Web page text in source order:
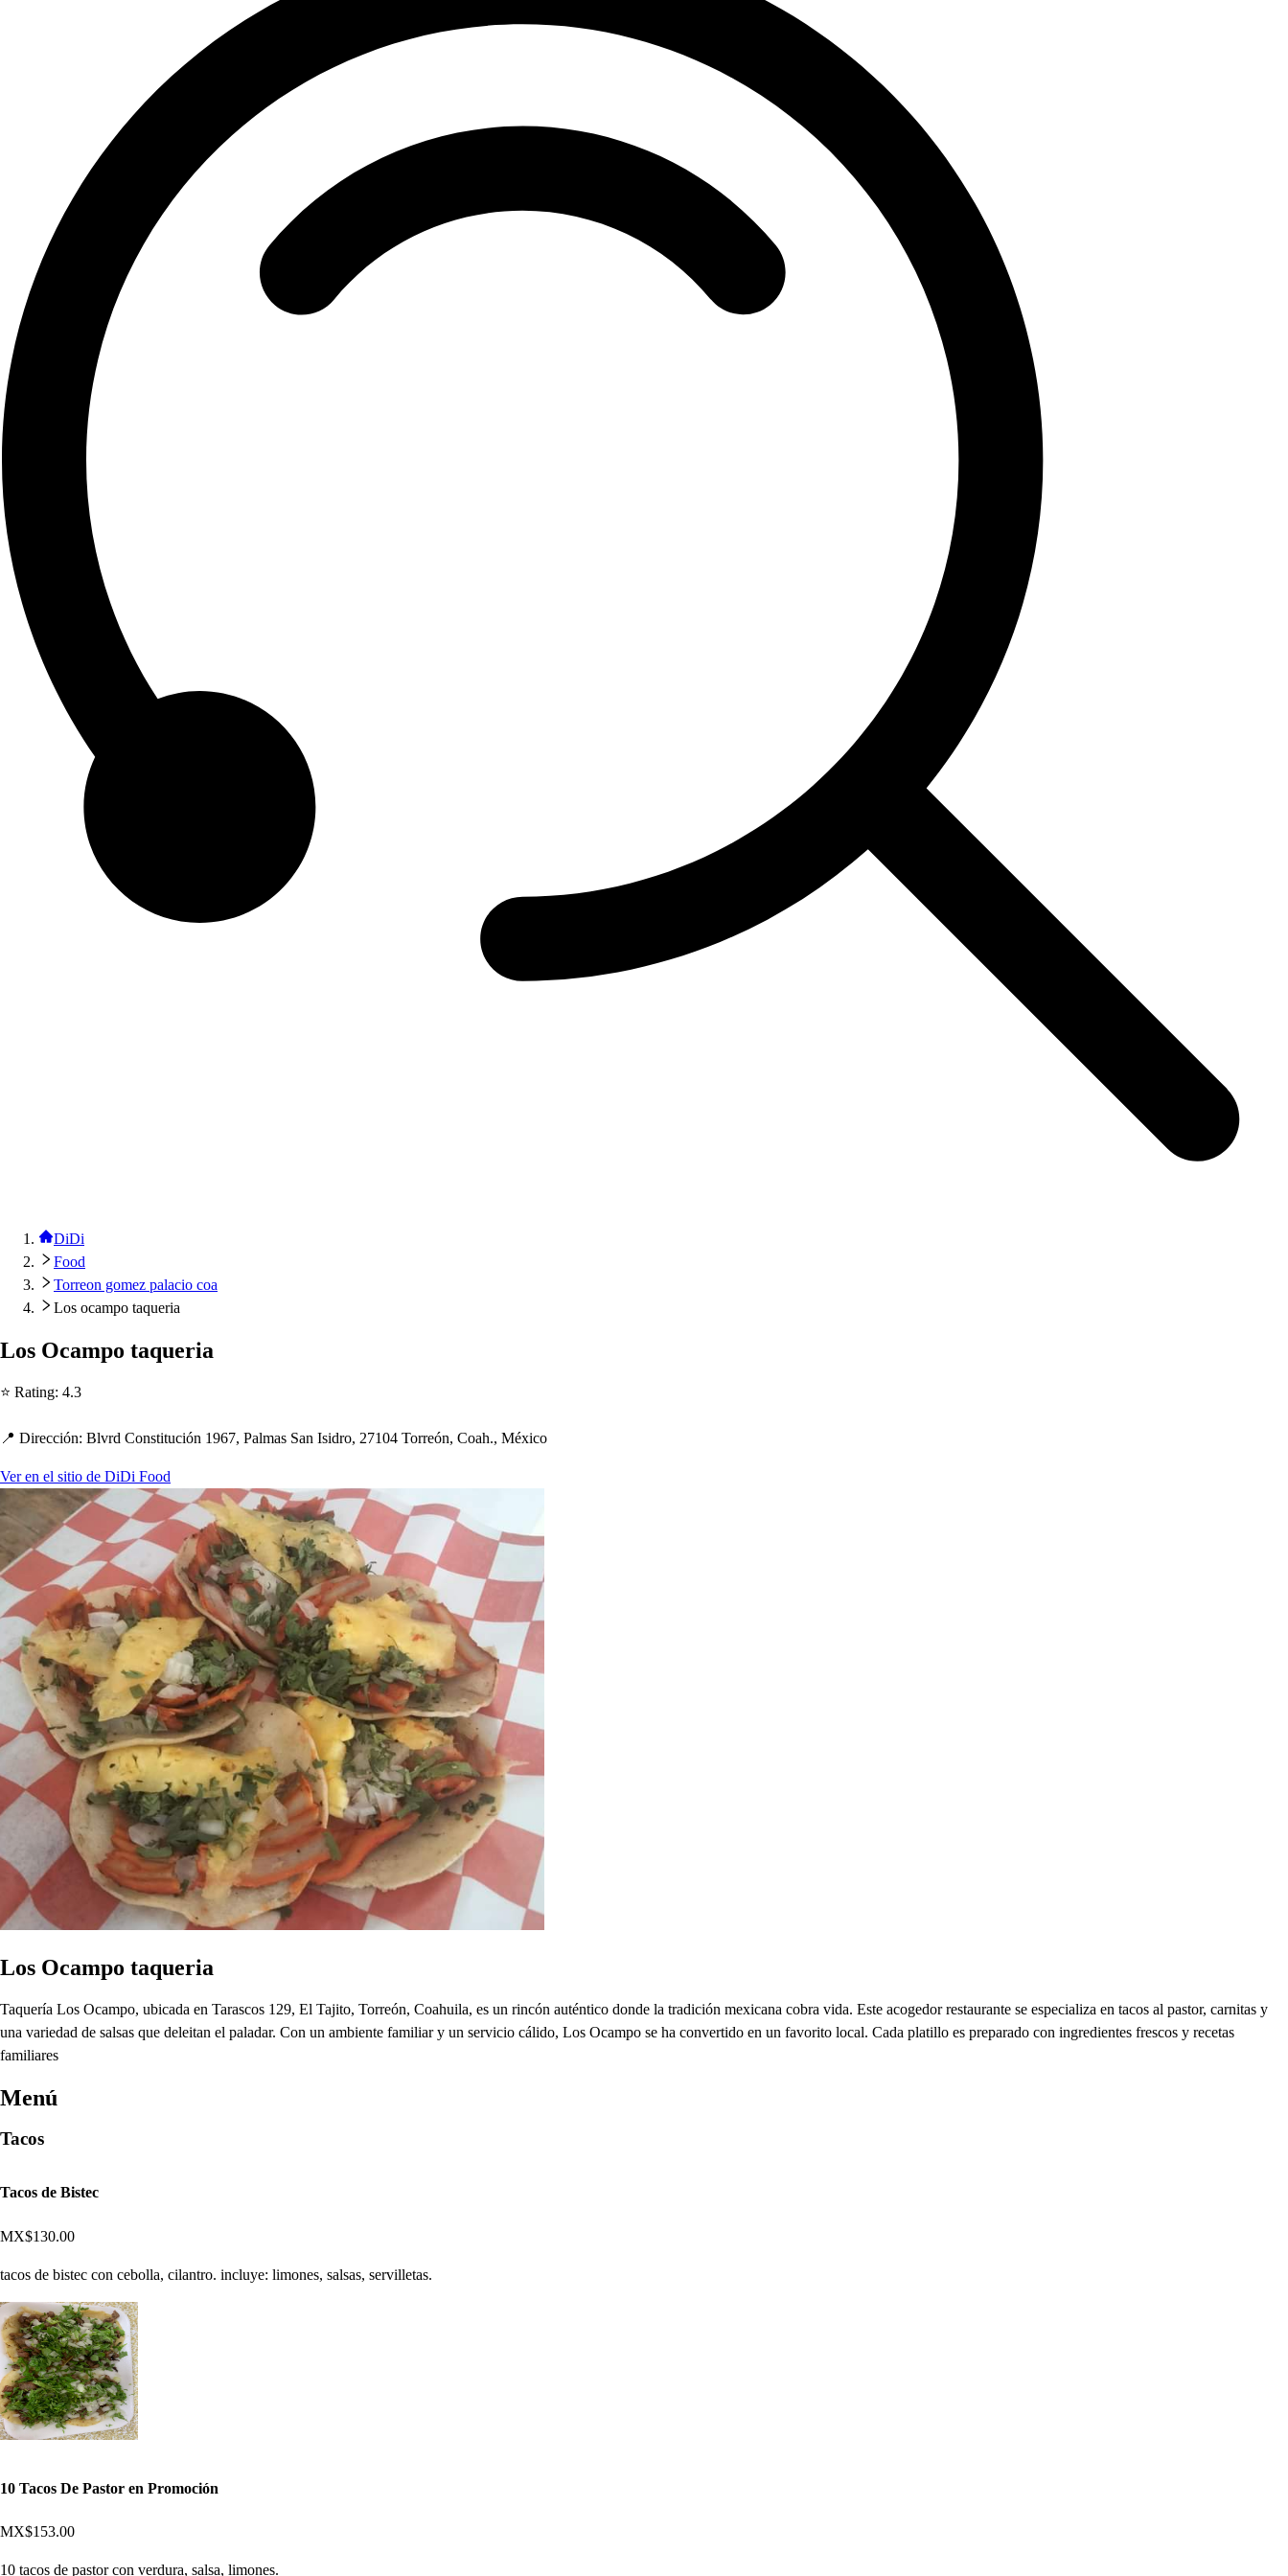
DiDi
Food
Torreon gomez palacio coa
Los ocampo taqueria
Los Ocampo taqueria
⭐ Rating: 4.3
📍 Dirección: Blvrd Constitución 1967, Palmas San Isidro, 27104 Torreón, Coah., México
Ver en el sitio de DiDi Food
Los Ocampo taqueria
Taquería Los Ocampo, ubicada en Tarascos 129, El Tajito, Torreón, Coahuila, es un rincón auténtico donde la tradición mexicana cobra vida. Este acogedor restaurante se especializa en tacos al pastor, carnitas y
una variedad de salsas que deleitan el paladar. Con un ambiente familiar y un servicio cálido, Los Ocampo se ha convertido en un favorito local. Cada platillo es preparado con ingredientes frescos y recetas
familiares
Menú
Tacos
Tacos de Bistec
MX$130.00
tacos de bistec con cebolla, cilantro. incluye: limones, salsas, servilletas.
10 Tacos De Pastor en Promoción
MX$153.00
10 tacos de pastor con verdura, salsa, limones.